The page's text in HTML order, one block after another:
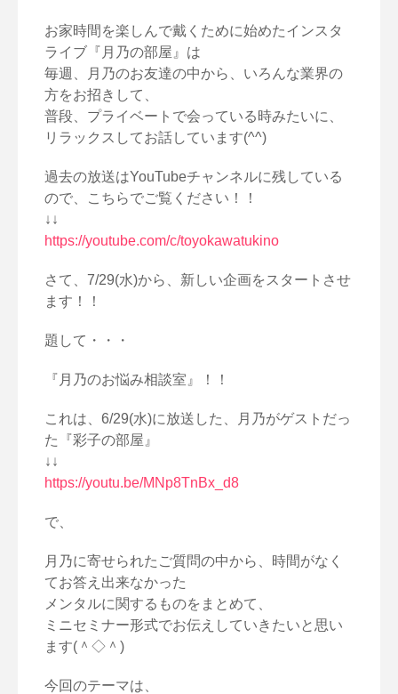
お家時間を楽しんで戴くために始めたインスタ
ライブ『月乃の部屋』は
毎週、月乃のお友達の中から、いろんな業界の
方をお招きして、
普段、プライベートで会っている時みたいに、
リラックスしてお話しています(^^)
過去の放送はYouTubeチャンネルに残している
ので、こちらでご覧ください！！
↓↓
https://youtube.com/c/toyokawatukino
さて、7/29(水)から、新しい企画をスタートさせ
ます！！
題して・・・
『月乃のお悩み相談室』！！
これは、6/29(水)に放送した、月乃がゲストだっ
た『彩子の部屋』
↓↓
https://youtu.be/MNp8TnBx_d8
で、
月乃に寄せられたご質問の中から、時間がなく
てお答え出来なかった
メンタルに関するものをまとめて、
ミニセミナー形式でお伝えしていきたいと思い
ます(＾◇＾)
今回のテーマは、